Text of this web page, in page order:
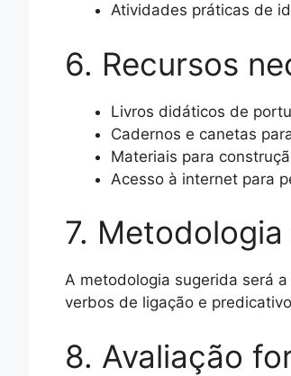
Atividades práticas de
6. Recursos
Livros didáticos de
Cadernos e canetas
Materiais para
Acesso à internet para
7.
A metodologia sugerida será
verbos de ligação e
8. Avaliação